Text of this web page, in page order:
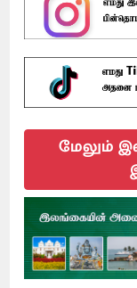
மேலும்